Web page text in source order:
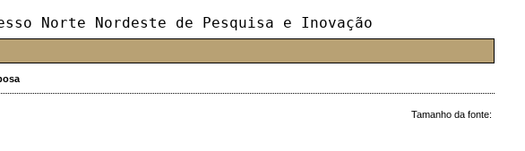
Norte Nordeste de Pesquisa e Inovação
Tamanho da fonte: